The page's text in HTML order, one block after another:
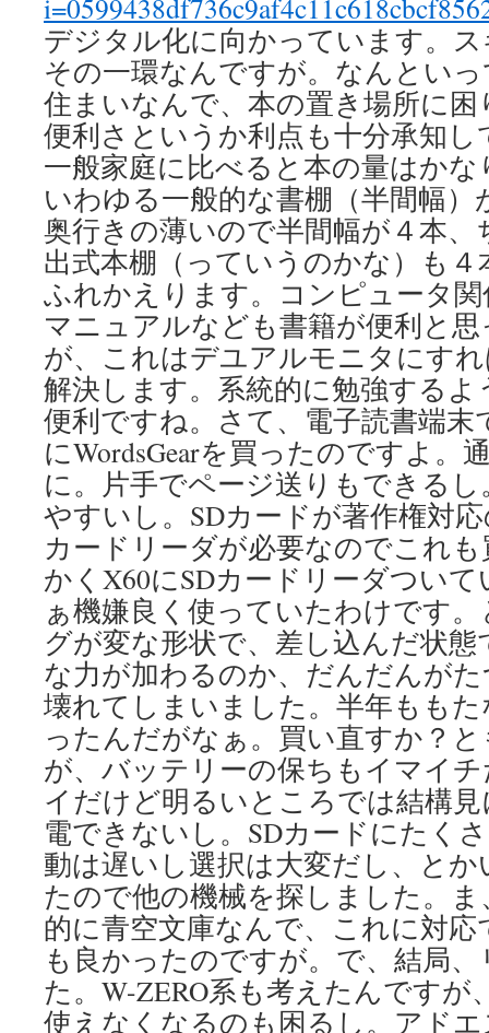
デジタル化に向かっています。
その一環なんですが。なんとい
住まいなんで、本の置き場所に
便利さというか利点も十分承知
一般家庭に比べると本の量はか
いわゆる一般的な書棚（半間幅）
奥行きの薄いので半間幅が４本
出式本棚（っていうのかな）も
ふれかえります。コンピュータ
マニュアルなども書籍が便利と
が、これはデユアルモニタにす
解決します。系統的に勉強する
便利ですね。さて、電子読書端末
にWordsGearを買ったのですよ。
に。片手でページ送りもできる
やすいし。SDカードが著作権対
カードリーダが必要なのでこれ
かくX60にSDカードリーダつい
ぁ機嫌良く使っていたわけです
グが変な形状で、差し込んだ状
な力が加わるのか、だんだんが
壊れてしまいました。半年もも
ったんだがなぁ。買い直すか？
が、バッテリーの保ちもイマイ
イだけど明るいところでは結構
電できないし。SDカードにたく
動は遅いし選択は大変だし、と
たので他の機械を探しました。
的に青空文庫なんで、これに対
も良かったのですが。で、結局
た。W-ZERO系も考えたんですが
使えなくなるのも困るし。アド